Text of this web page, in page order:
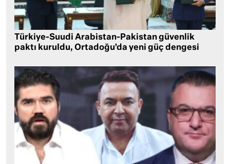
Türkiye-Suudi Arabistan-Pakistan güvenlik
paktı kuruldu, Ortadoğu’da yeni güç dengesi